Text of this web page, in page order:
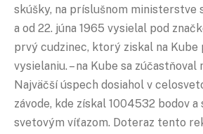
skúšky, na príslušnom ministerstve
a od 22. júna 1965 vysielal pod
prvý cudzinec, ktorý ziskal na Kube
vysielaniu. – na Kube sa
Najväčší úspech dosiahol v
závode, kde získal 1004532 bodov
svetovým víťazom. Doteraz tento